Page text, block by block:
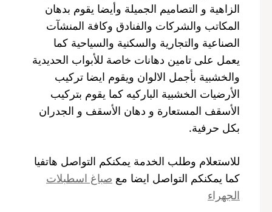
الزاهية و التصاميم الجميلة وأيضا يقوم بدهان
المكاتب والشركات والفنادق وكافة المنشآت
الصناعية والتجارية والسكنية والسياحية كما
يعمل على تامين دهانات خاصة للأبواب الحديدية
والخشبية بأجمل الالوان ويقوم ايضا تركيب
الأرضيات الخشبية الباركيه كما يقوم بتركيب
الأسقف المستعارة و دهان الأسقف و الجدران
بكل حرفية.
للاستعلام وطلب الخدمة يمكنكم التواصل هاتفيا
كما يمكنكم التواصل ايضا مع صباغ اسطبلات
الجهراء